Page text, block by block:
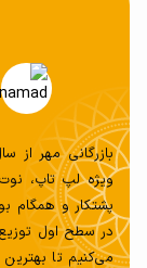
ویژه لپ تاپ،
پشتکار و همگام
می‌کنیم تا بهترین